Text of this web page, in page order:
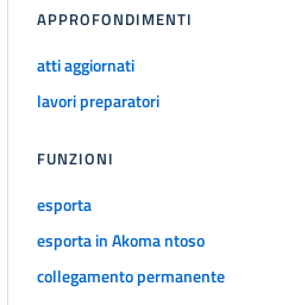
APPROFONDIMENTI
atti aggiornati
lavori preparatori
FUNZIONI
esporta
esporta in Akoma ntoso
collegamento permanente